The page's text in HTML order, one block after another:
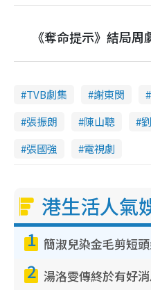
《奪命提示》結局周
TVB劇集 謝東閔
張振朗
陳山聰
張國強
電視劇
港生活人氣
1
2